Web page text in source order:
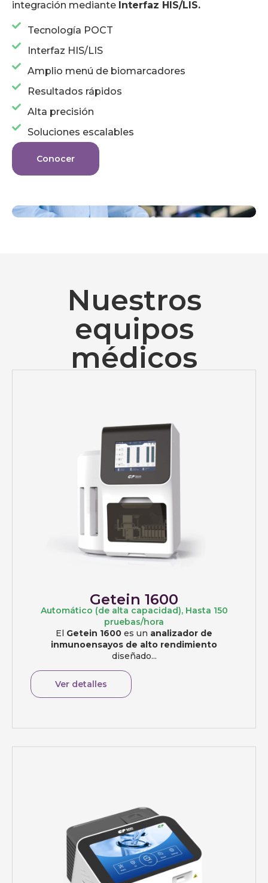
integración mediante Interfaz HIS/LIS.
Tecnología POCT
Interfaz HIS/LIS
Amplio menú de biomarcadores
Resultados rápidos
Alta precisión
Soluciones escalables
Conocer
Nuestros
equipos
médicos
Getein 1600
Automático (de alta capacidad), Hasta 150
pruebas/hora
El Getein 1600 es un analizador de
inmunoensayos de alto rendimiento
diseñado...
Ver detalles